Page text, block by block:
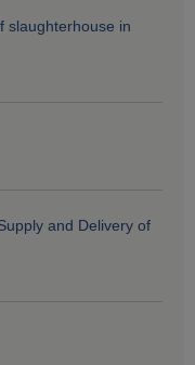
slaughterhouse in
and Delivery of